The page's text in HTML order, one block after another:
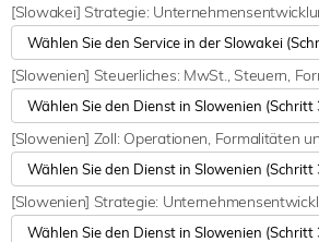
[Slowakei] Strategie:
[Slowenien] Steuerliches: MwSt., Steuern,
[Slowenien] Zoll: Operationen, Formalitäten
[Slowenien] Strategie: